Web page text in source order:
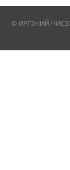
© ИРГЭНИЙ